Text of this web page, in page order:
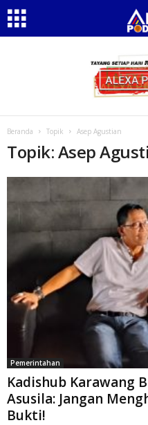
Beranda Topik Asep Agustian
Topik: Asep
Pemerintahan
Kadishub Karawang
Asusila: Jangan
Bukti!